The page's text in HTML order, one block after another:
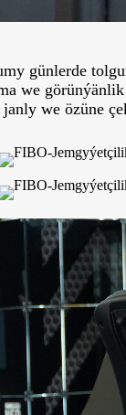
günlerde
we
we özüne